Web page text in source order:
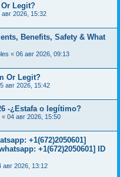
Or Legit?
авг 2026, 15:32
Benefits, Safety & What
« 06 авг 2026, 09:13
Or Legit?
авг 2026, 15:42
-¿Estafa o legítimo?
« 04 авг 2026, 15:50
+1(672)2050601]
+1(672)2050601] ID
авг 2026, 13:12